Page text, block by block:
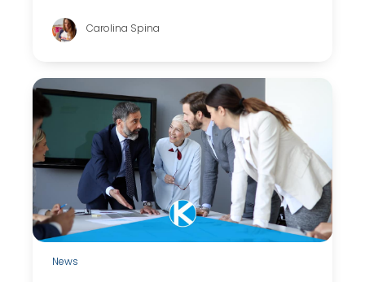
Carolina Spina
News